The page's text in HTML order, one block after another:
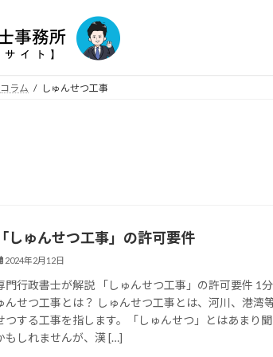
コラム しゅんせつ工事
「しゅんせつ工事」の許可要件
2024年2月12日
門行政書士が解説 「しゅんせつ工事」の許可要件 1
んせつ工事とは？ しゅんせつ工事とは、河川、港湾
つする工事を指します。「しゅんせつ」とはあまり
もしれませんが、漢 […]